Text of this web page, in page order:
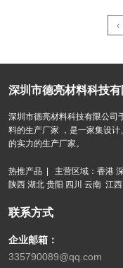
‹
深圳市德亮材料科技有
深圳市德亮材料科技有限公司
料的生产厂家 ，是一家集设
的实力的生产厂家。
热推产品 | 主营区域：香港
陕西 湖北 贵阳 四川 云南 江
联系方式
企业邮箱：
335790089@qq.com